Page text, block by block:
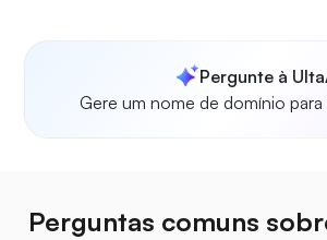
Pergunte à
Gere um nome de domínio para
Perguntas comuns